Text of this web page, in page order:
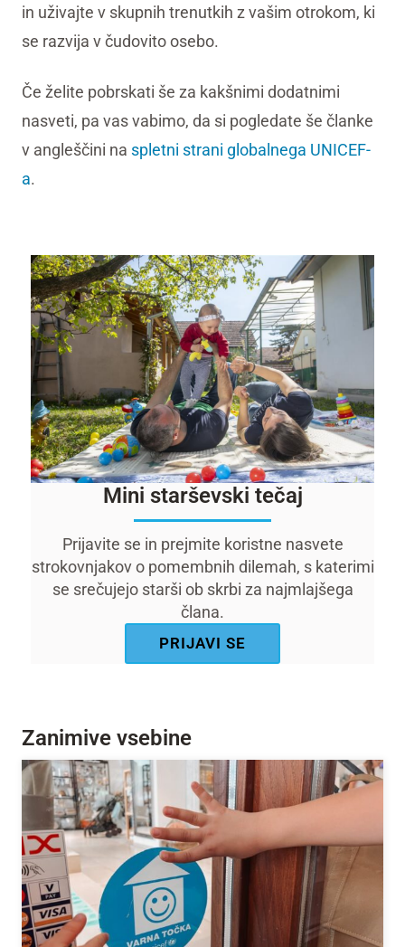
in uživajte v skupnih trenutkih z vašim otrokom, ki
se razvija v čudovito osebo.
Če želite pobrskati še za kakšnimi dodatnimi
nasveti, pa vas vabimo, da si pogledate še članke
v angleščini na spletni strani globalnega UNICEF-
a.
Mini starševski tečaj
Prijavite se in prejmite koristne nasvete
strokovnjakov o pomembnih dilemah, s katerimi
se srečujejo starši ob skrbi za najmlajšega
člana.
PRIJAVI SE
Zanimive vsebine